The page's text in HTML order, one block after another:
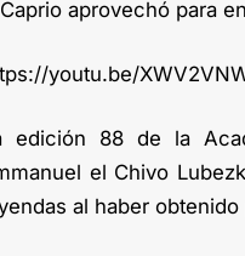
aprovechó para
youtu.be/
edición 88 de la
el Chivo
al haber